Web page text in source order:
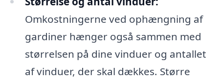
Omkostningerne ved ophængning af
gardiner hænger også sammen med
størrelsen på dine vinduer og antallet
af vinduer, der skal dækkes. Større